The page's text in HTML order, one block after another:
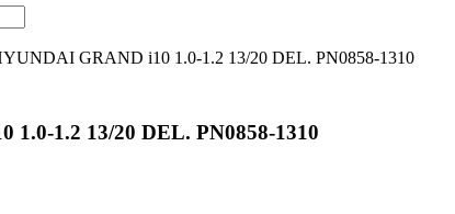
GRAND i10 1.0-1.2 13/20 DEL. PN0858-1310
1.2 13/20 DEL. PN0858-1310